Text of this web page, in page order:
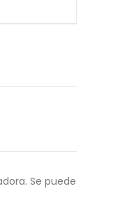
Se puede